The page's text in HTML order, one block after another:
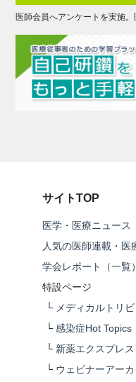
医師会員へアンケートを実施。
サイトTOP
医学・医療ニュース
人気の医師連載・医
学会レポート（一覧）
特設ページ
└ メディカルトリ
└ 感染症Hot Topics
└ 新薬エクスプレス
└ ウェビナーアー